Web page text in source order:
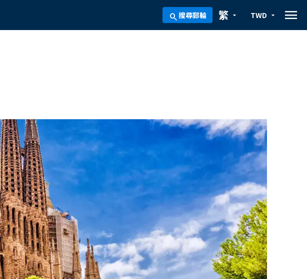
search搜尋郵輪 arrow_drop_down
繁 arrow_drop_down
TWD menu